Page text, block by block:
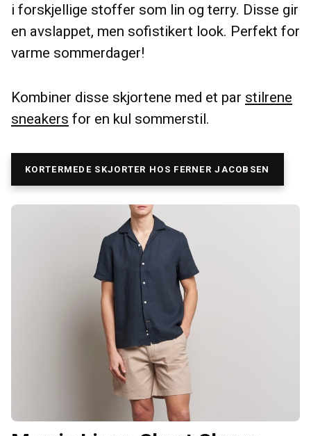
i forskjellige stoffer som lin og terry. Disse gir
en avslappet, men sofistikert look. Perfekt for
varme sommerdager!
Kombiner disse skjortene med et par stilrene
sneakers for en kul sommerstil.
KORTERMEDE SKJORTER HOS FERNER JACOBSEN